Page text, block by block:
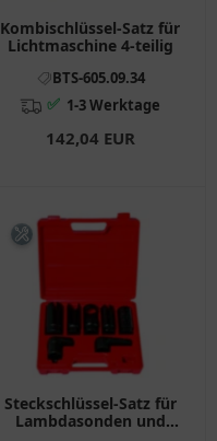
Kombischlüssel-Satz für
Lichtmaschine 4-teilig
BTS-605.09.34
✅ 1-3 Werktage
142,04 EUR
Steckschlüssel-Satz für
Lambdasonden und